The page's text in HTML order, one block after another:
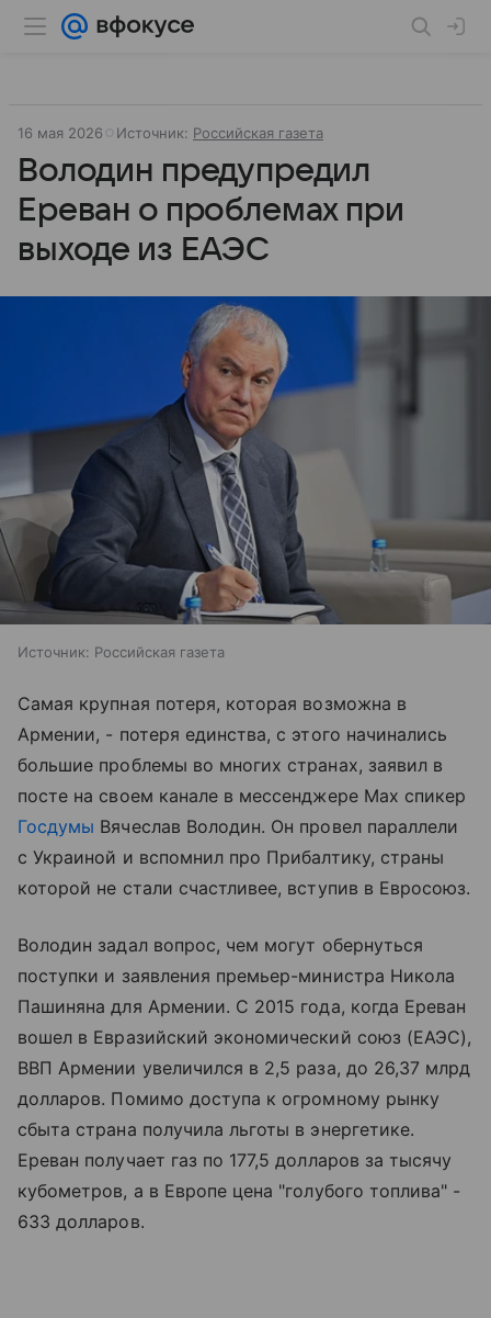
16 мая 2026 Источник: Российская газета
Володин предупредил
Ереван о проблемах при
выходе из ЕАЭС
Источник: Российская газета
Самая крупная потеря, которая возможна в
Армении, - потеря единства, с этого начинались
большие проблемы во многих странах, заявил в
посте на своем канале в мессенджере Мах спикер
Госдумы Вячеслав Володин. Он провел параллели
с Украиной и вспомнил про Прибалтику, страны
которой не стали счастливее, вступив в Евросоюз.
Володин задал вопрос, чем могут обернуться
поступки и заявления премьер-министра Никола
Пашиняна для Армении. С 2015 года, когда Ереван
вошел в Евразийский экономический союз (ЕАЭС),
ВВП Армении увеличился в 2,5 раза, до 26,37 млрд
долларов. Помимо доступа к огромному рынку
сбыта страна получила льготы в энергетике.
Ереван получает газ по 177,5 долларов за тысячу
кубометров, а в Европе цена "голубого топлива" -
633 долларов.